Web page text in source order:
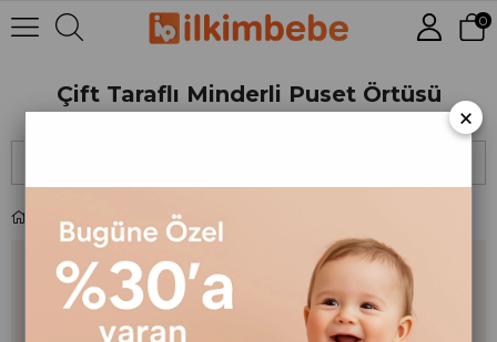
0
Çift Taraflı Minderli Puset Örtüsü
Çift Taraflı Minderli Puset Örtüsü
Kategorinin En Popüler
Ürünleri
×